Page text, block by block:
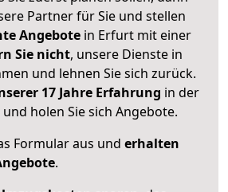
Partner für Sie und stellen
Angebote in Erfurt mit einer
Sie nicht, unsere Dienste in
und lehnen Sie sich zurück.
17 Jahre Erfahrung in der
holen Sie sich Angebote.
Formular aus und erhalten
.